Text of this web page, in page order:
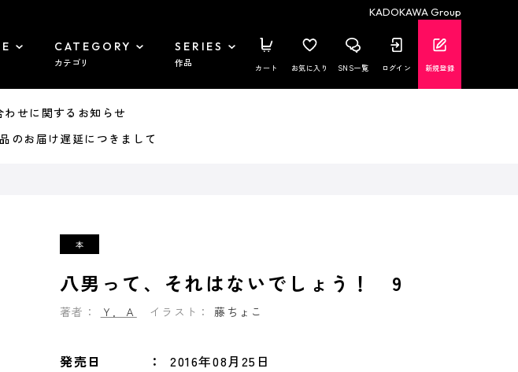
KADOKAWA Group
CATEGORY
カテゴリ
SERIES
作品 カート お気に入り SNS一覧 ログイン 新規登録
せに関するお知らせ
お届け遅延につきまして
八男って、それはないでしょう！ 9
著者： Ｙ．Ａ イラスト： 藤ちょこ
発売日 2016年08月25日